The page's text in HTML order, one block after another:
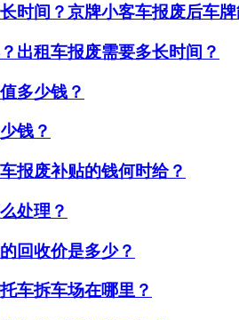
时间？京牌小客车报废后车牌
出租车报废需要多长时间？
多少钱？
钱？
报废补贴的钱何时给？
处理？
回收价是多少？
车拆车场在哪里？